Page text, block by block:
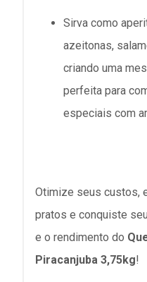
Sirva como
azeitonas,
criando uma
perfeita para
especiais com
Otimize seus custos,
pratos e conquiste
e o rendimento do
Piracanjuba 3,75kg!